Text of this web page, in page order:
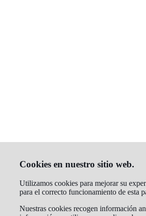
Cookies en nuestro sitio web.
Utilizamos cookies para mejorar su
para el correcto funcionamiento de esta
Nuestras cookies recogen información